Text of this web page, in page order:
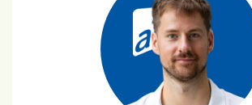
06.04.1997
International Management
Team: 6. Platz